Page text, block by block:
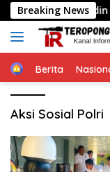
Langsung
ke
konten
Breaking News
Jamaludin Jompa
HomeBerita
Aksi Sosial Polri